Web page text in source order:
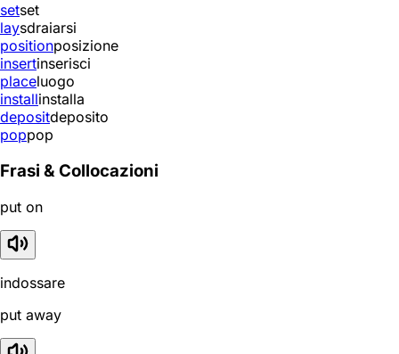
setset
laysdraiarsi
positionposizione
insertinserisci
placeluogo
installinstalla
depositdeposito
poppop
Frasi & Collocazioni
put on
indossare
put away